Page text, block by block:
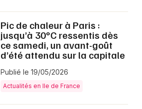
Pic de chaleur à Paris :
jusqu’à 30°C ressentis dès
ce samedi, un avant-goût
d’été attendu sur la capitale
Publié le 19/05/2026
Actualités en Ile de France